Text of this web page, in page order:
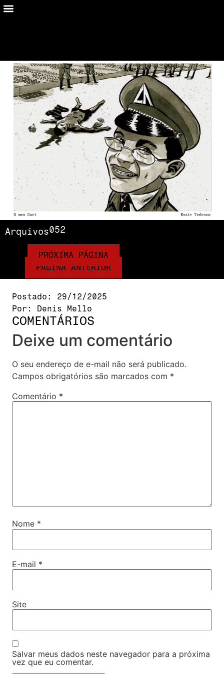
Arquivos052
PÁGINA ANTERIOR
PRÓXIMA PÁGINA
Postado:
29/12/2025
Por:
Denis Mello
COMENTÁRIOS
Deixe um comentário
O seu endereço de e-mail não será publicado.
Campos obrigatórios são marcados com *
Comentário *
Nome *
E-mail *
Site
Salvar meus dados neste navegador para a próxima
vez que eu comentar.